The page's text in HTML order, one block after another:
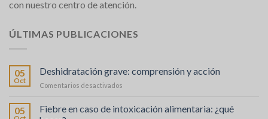
con nuestro centro de atención.
ÚLTIMAS PUBLICACIONES
05
Oct
Deshidratación grave: comprensión y acción
Comentarios desactivados
sévère
:
05
Fiebre en caso de intoxicación alimentaria: ¿qué